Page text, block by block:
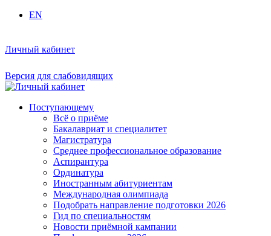
EN
Личный кабинет
Версия для слабовидящих
Поступающему
Всё о приёме
Бакалавриат и специалитет
Магистратура
Среднее профессиональное образование
Аспирантура
Ординатура
Иностранным абитуриентам
Международная олимпиада
Подобрать направление подготовки 2026
Гид по специальностям
Новости приёмной кампании